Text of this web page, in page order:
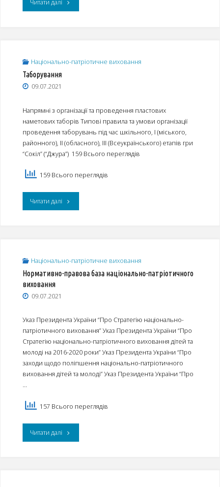
патріотичної
гри
“Сокіл”
(“Джура”)”"
Читати далі"Методичні
Всеукраїнської
юнацької
військово-
патріотичної
(“Джура”)"
Національно-патріотичне виховання
Таборування
09.07.2021
Напрямні з організації та проведення пластових
наметових таборів Типові правила та умови організації
проведення таборувань під час шкільного, І (міського,
районного), ІІ (обласного), ІІІ (Всеукраїнського) етапів гри
“Сокіл” (“Джура”) 159 Всього переглядів
159 Всього переглядів
Читати далі"Таборування"
Національно-патріотичне виховання
Нормативно-правова база національно-патріотичного
виховання
09.07.2021
Указ Президента України “Про Стратегію національно-
патріотичного виховання” Указ Президента України “Про
Стратегію національно-патріотичного виховання дітей та
молоді на 2016-2020 роки” Указ Президента України “Про
заходи щодо поліпшення національно-патріотичного
виховання дітей та молоді” Указ Президента України “Про
…
157 Всього переглядів
Читати далі"Нормативно-